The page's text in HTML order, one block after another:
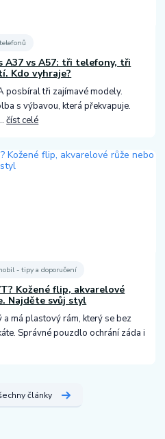
A37 vs A57: tři telefony, tři
Kdo vyhraje?
posbíral tři zajímavé modely.
s výbavou, která překvapuje.
číst celé
- tipy a doporučení
Kožené flip, akvarelové
Najděte svůj styl
má plastový rám, který se bez
Správné pouzdlo ochrání záda i
články